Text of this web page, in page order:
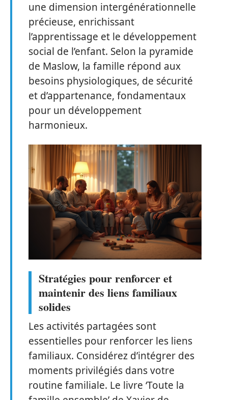
une dimension intergénérationnelle
précieuse, enrichissant
l’apprentissage et le développement
social de l’enfant. Selon la pyramide
de Maslow, la famille répond aux
besoins physiologiques, de sécurité
et d’appartenance, fondamentaux
pour un développement
harmonieux.
Stratégies pour renforcer et
maintenir des liens familiaux
solides
Les activités partagées sont
essentielles pour renforcer les liens
familiaux. Considérez d’intégrer des
moments privilégiés dans votre
routine familiale. Le livre ‘Toute la